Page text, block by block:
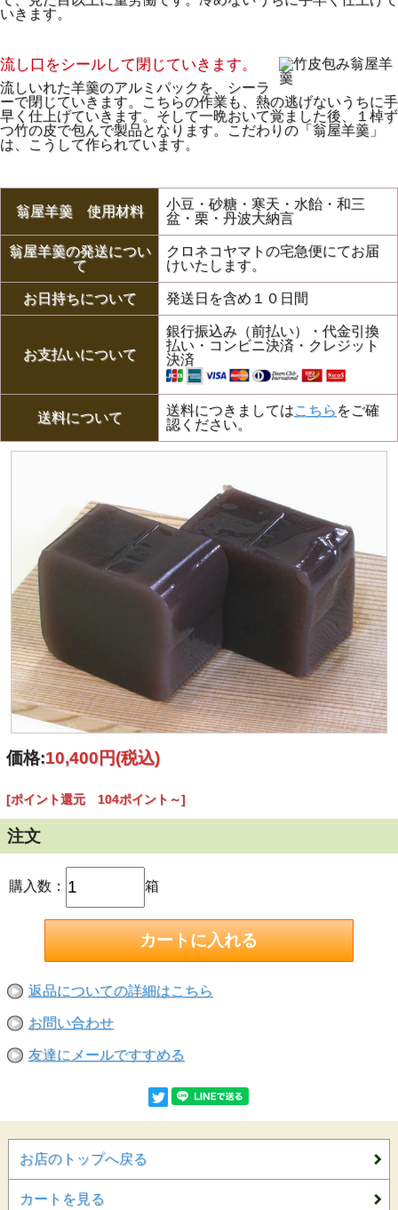
いきます。
流し口をシールして閉じていきます。
流しいれた羊羹のアルミパックを、シーラ
ーで閉じていきます。こちらの作業も、熱の逃げないうちに手
早く仕上げていきます。そして一晩おいて覚ました後、１棹ず
つ竹の皮で包んで製品となります。こだわりの「翁屋羊羹」
は、こうして作られています。
翁屋羊羹 使用材料
小豆・砂糖・寒天・水飴・和三
盆・栗・丹波大納言
翁屋羊羹の発送につい
て
クロネコヤマトの宅急便にてお届
けいたします。
お日持ちについて 発送日を含め１０日間
お支払いについて
銀行振込み（前払い）・代金引換
払い・コンビニ決済・クレジット
決済
送料について 送料につきましてはこちら をご確
認ください。
価格:10,400円(税込)
[ポイント還元 104ポイント～]
注文
購入数： 箱
返品についての詳細はこちら
お問い合わせ
友達にメールですすめる
お店のトップへ戻る
カートを見る